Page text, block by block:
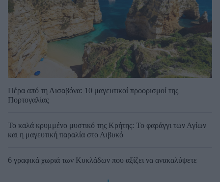
Πέρα από τη Λισαβόνα: 10 μαγευτικοί προορισμοί της
Πορτογαλίας
Το καλά κρυμμένο μυστικό της Κρήτης: Το φαράγγι των Αγίων
και η μαγευτική παραλία στο Λιβυκό
6 γραφικά χωριά των Κυκλάδων που αξίζει να ανακαλύψετε